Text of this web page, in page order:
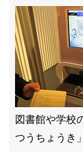
図書館や学校
つうちょうき」